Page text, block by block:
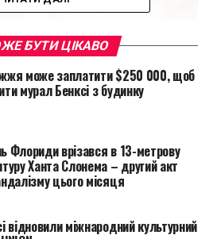
журналистами и
Картье-Брессон, Роберт
во время карьеры Либ
ситуации, в которых ее
серьезной
БУТИ ЦІКАВО
може заплатити $250 000, щоб
мурал Бенксі з будинку
Флориди врізався в 13-метрову
Ханта Слонема – другий акт
цього місяця
відновили міжнародний культурний